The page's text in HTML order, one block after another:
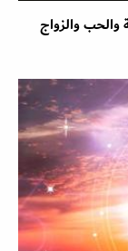
والحب والزواج